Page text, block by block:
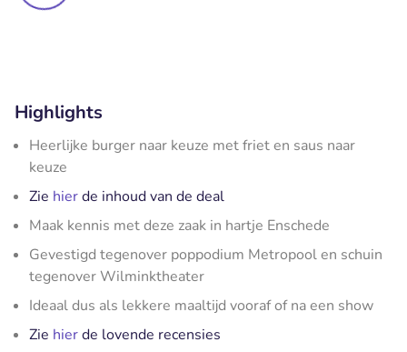
Highlights
Heerlijke burger naar keuze met friet en saus naar
keuze
Zie hierde inhoud van de deal
Maak kennis met deze zaak in hartje Enschede
Gevestigd tegenover poppodium Metropool en schuin
tegenover Wilminktheater
Ideaal dus als lekkere maaltijd vooraf of na een show
Zie hierde lovende recensies